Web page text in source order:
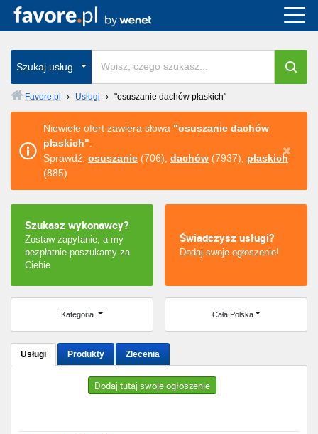
Szukaj usług
Favore.pl › Usługi › "osuszanie dachów płaskich"
Niewiele ofert zawiera słowa "osuszanie dachów
płaskich"
Sprawdź: osuszanie (706), dachów (7937), płaskich
(885)
Szukasz wykonawcy?
Zostaw zapytanie, a my
bezpłatnie poszukamy za
Ciebie
Świadczysz usługi?
Dodaj swoje ogłoszenie!
Kategoria Cała Polska
Usługi Produkty Zlecenia
Dodaj tutaj swoje ogłoszenie
Cała Polska
wszystkie w całym kraju
Warszawa
Wrocław
Kraków
Łódź
Katowice
Gdańsk